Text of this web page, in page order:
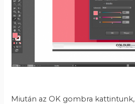
Miután az OK gombra kattintunk,